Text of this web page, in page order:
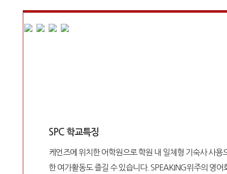
SPC 학교특징
케언즈에 위치한 어학원으로 학원 내 일체형 기숙사 사
한 여가활동도 즐길 수 있습니다. SPEAKING위주의 영